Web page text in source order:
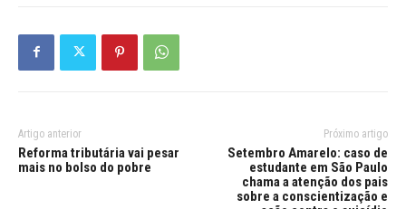
Artigo anterior
Reforma tributária vai pesar
mais no bolso do pobre
Próximo artigo
Setembro Amarelo: caso de
estudante em São Paulo
chama a atenção dos pais
sobre a conscientização e